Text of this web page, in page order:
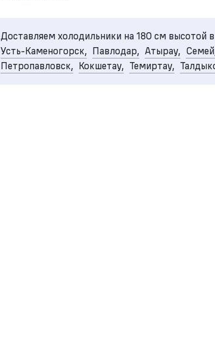
Доставляем холодильники на 180 см высотой
Усть-Каменогорск, Павлодар, Атырау,
Петропавловск, Кокшетау, Темиртау,